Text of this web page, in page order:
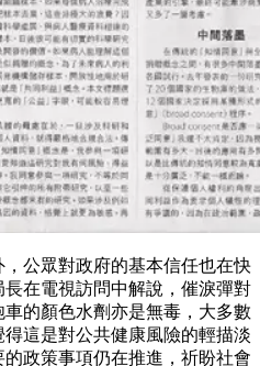
公眾對政府的基本信任也在快
在電視訪問中解說，催淚彈對
的顏色水劑亦是無毒，大多數
這是對公共健康風險的輕描淡
政策事項仍在推進，祈盼社會